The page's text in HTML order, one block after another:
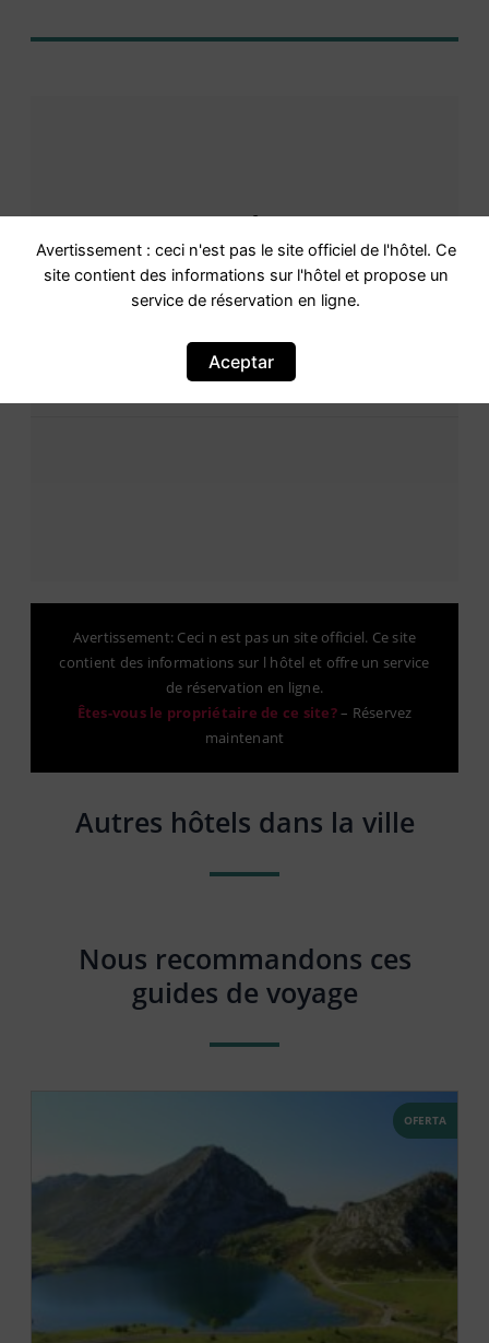
Avis
bien Très bien · 92 expériences vécues
92 commentaires
Avertissement: Ceci n est pas un site officiel. Ce site
contient des informations sur l hôtel et offre un service
de réservation en ligne.
Êtes-vous le propriétaire de ce site?– Réservez
maintenant
Autres hôtels dans la ville
Nous recommandons ces
guides de voyage
OFERTA
Avertissement : ceci n'est pas le site officiel de l'hôtel. Ce
site contient des informations sur l'hôtel et propose un
service de réservation en ligne.
Aceptar